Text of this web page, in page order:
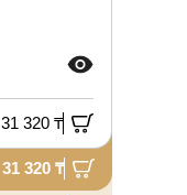
31 320 ₸
31 320 ₸